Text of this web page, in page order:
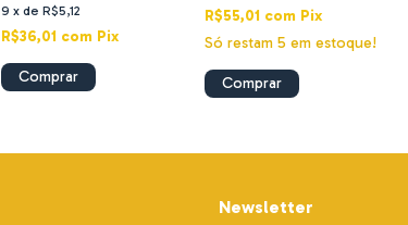
9 x de R$5,12
R$36,01 com Pix
Comprar
R$55,01 com Pix
Só restam5 em estoque!
Newsletter